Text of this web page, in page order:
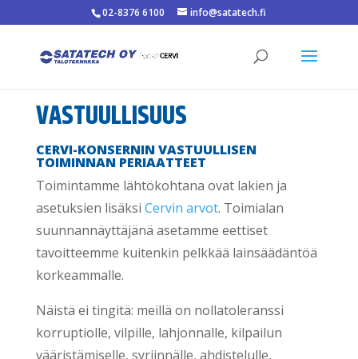
02-8376 6100 info@satatech.fi
VASTUULLISUUS
CERVI-KONSERNIN VASTUULLISEN
TOIMINNAN PERIAATTEET
Toimintamme lähtökohtana ovat lakien ja
asetuksien lisäksi Cervin arvot. Toimialan
suunnannäyttäjänä asetamme eettiset
tavoitteemme kuitenkin pelkkää lainsäädäntöä
korkeammalle.
Näistä ei tingitä: meillä on nollatoleranssi
korruptiolle, vilpille, lahjonnalle, kilpailun
vääristämiselle, syrjinnälle, ahdistelulle,